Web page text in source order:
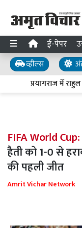
ई-पेपर
व्हील्स
प्रयागराज में
FIFA World Cup:
हैती को 1-0 से
की पहली जीत
Amrit Vichar Network